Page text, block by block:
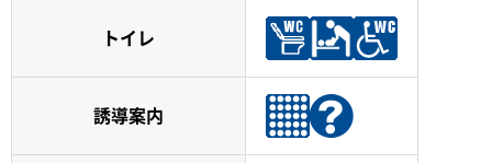
トイレ
誘導案内